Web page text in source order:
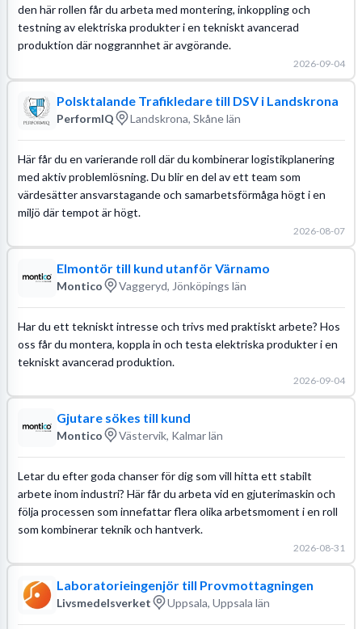
den här rollen får du arbeta med montering, inkoppling och
testning av elektriska produkter i en tekniskt avancerad
produktion där noggrannhet är avgörande.
2026-09-04
Polsktalande Trafikledare till DSV i Landskrona
PerformIQ Landskrona, Skåne län
Här får du en varierande roll där du kombinerar logistikplanering
med aktiv problemlösning. Du blir en del av ett team som
värdesätter ansvarstagande och samarbetsförmåga högt i en
miljö där tempot är högt.
2026-08-07
Elmontör till kund utanför Värnamo
Montico Vaggeryd, Jönköpings län
Har du ett tekniskt intresse och trivs med praktiskt arbete? Hos
oss får du montera, koppla in och testa elektriska produkter i en
tekniskt avancerad produktion.
2026-09-04
Gjutare sökes till kund
Montico Västervik, Kalmar län
Letar du efter goda chanser för dig som vill hitta ett stabilt
arbete inom industri? Här får du arbeta vid en gjuterimaskin och
följa processen som innefattar flera olika arbetsmoment i en roll
som kombinerar teknik och hantverk.
2026-08-31
Laboratorieingenjör till Provmottagningen
Livsmedelsverket Uppsala, Uppsala län